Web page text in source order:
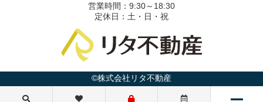
3億7,000万円
3億8,980万円
3億6,800万円
営業時間：9:30～18:30
定休日：土・日・祝
©株式会社リタ不動産